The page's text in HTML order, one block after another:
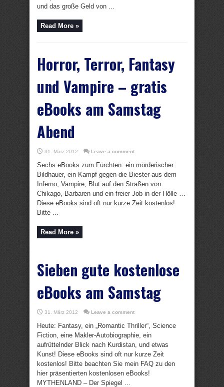
und das große Geld von ...
Read More »
Horror, Terror, Fantasy
und Vampire – gratis
eBooks am Samstag
Abend
31. März 2012 Leave a comment
Sechs eBooks zum Fürchten: ein mörderischer
Bildhauer, ein Kampf gegen die Biester aus dem
Inferno, Vampire, Blut auf den Straßen von
Chikago, Barbaren und ein freier Job in der Hölle …
Diese eBooks sind oft nur kurze Zeit kostenlos!
Bitte ...
Read More »
Sieben gute kostenlose
eBooks am Samstag
31. März 2012 Leave a comment
Heute: Fantasy, ein „Romantic Thriller“, Science
Fiction, eine Makler-Autobiographie, ein
aufrüttelnder Blick nach Kurdistan, und etwas
Kunst! Diese eBooks sind oft nur kurze Zeit
kostenlos! Bitte beachten Sie mein FAQ zu den
hier präsentierten kostenlosen eBooks!
MYTHENLAND – Der Spiegel ...